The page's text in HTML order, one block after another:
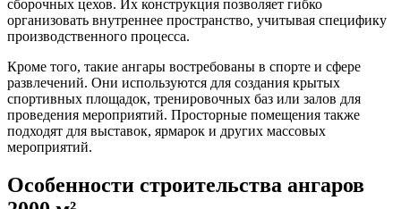
сборочных цехов. Их конструкция позволяет гибко
организовать внутреннее пространство, учитывая специфику
производственного процесса.
Кроме того, такие ангары востребованы в спорте и сфере
развлечений. Они используются для создания крытых
спортивных площадок, тренировочных баз или залов для
проведения мероприятий. Просторные помещения также
подходят для выставок, ярмарок и других массовых
мероприятий.
Особенности строительства ангаров